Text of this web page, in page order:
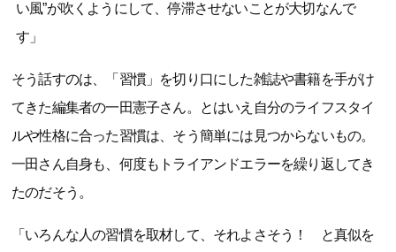
い風”が吹くようにして、停滞させないことが大切なんで
す」
そう話すのは、「習慣」を切り口にした雑誌や書籍を手がけ
てきた編集者の一田憲子さん。とはいえ自分のライフスタイ
ルや性格に合った習慣は、そう簡単には見つからないもの。
一田さん自身も、何度もトライアンドエラーを繰り返してき
たのだそう。
「いろんな人の習慣を取材して、それよさそう！ と真似を